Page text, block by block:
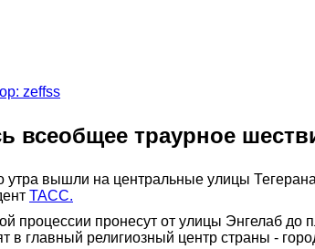
zeffss
всеобщее траурное
утра вышли на центральные улицы
ТАСС.
процессии пронесут от улицы Энгелаб до
в главный религиозный центр страны -